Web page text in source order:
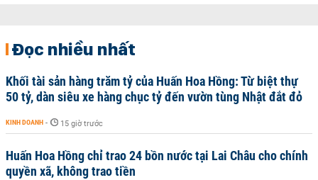
Đọc nhiều nhất
Khối tài sản hàng trăm tỷ của Huấn Hoa Hồng: Từ biệt thự
50 tỷ, dàn siêu xe hàng chục tỷ đến vườn tùng Nhật đắt đỏ
KINH DOANH - 15 giờ trước
Huấn Hoa Hồng chỉ trao 24 bồn nước tại Lai Châu cho chính
quyền xã, không trao tiền